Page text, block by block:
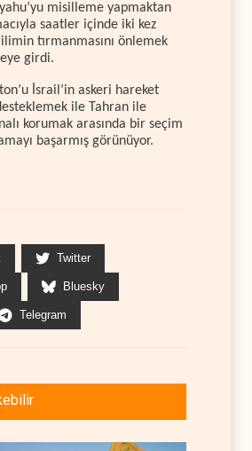
misilleme yapmaktan
saatler içinde iki kez
tırmanmasını önlemek
girdi.
İsrail’in askeri hareket
ile Tahran ile
korumak arasında bir seçim
başarmış görünüyor.
Twitter
Bluesky
Telegram